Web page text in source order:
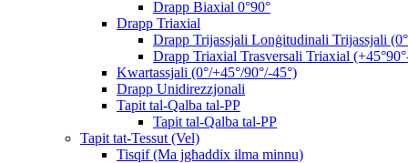
Drapp Biaxial 0°90°
Drapp Triaxial
Drapp Trijassjali Lonġitudinali Trijassjali
Drapp Triaxial Trasversali Triaxial
Kwartassjali (0°/+45°/90°/-45°)
Drapp Unidirezzjonali
Tapit tal-Qalba tal-PP
Tapit tal-Qalba tal-PP
Tapit tat-Tessut (Vel)
Tisqif (Ma jgħaddix ilma minnu)